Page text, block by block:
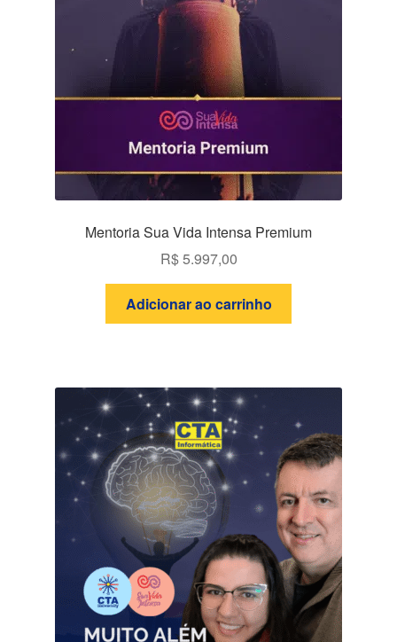
Mentoria Sua Vida Intensa Premium
R$5.997,00
Adicionar ao carrinho